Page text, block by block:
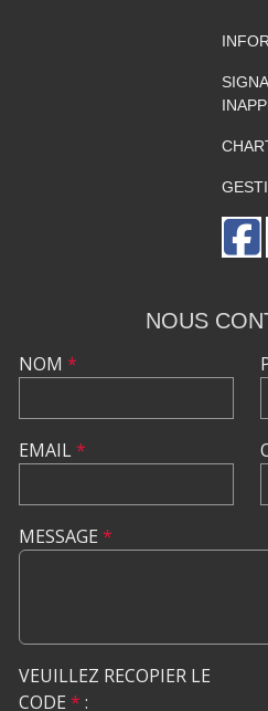
NOUS
NOM *
EMAIL*
MESSAGE *
VEUILLEZ RECOPIER LE
CODE * :